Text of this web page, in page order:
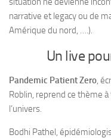
narrative et legacy ou de
Amérique du nord, ….).
Un live
Pandemic Patient Zero,
Roblin, reprend ce thème
l’univers.
Bodhi Pathel,